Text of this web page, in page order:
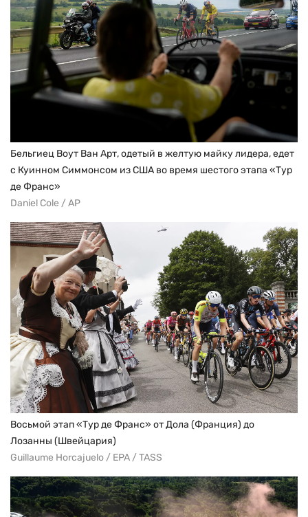
Бельгиец Воут Ван Арт, одетый в желтую майку лидера, едет
с Куинном Симмонсом из США во время шестого этапа «Тур
де Франс»
Daniel Cole / AP
Восьмой этап «Тур де Франс» от Дола (Франция) до
Лозанны (Швейцария)
Guillaume Horcajuelo / EPA / TASS